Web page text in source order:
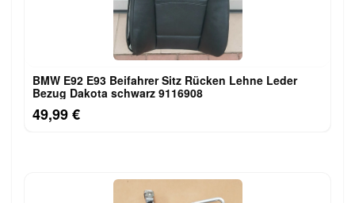
BMW E92 E93 Beifahrer Sitz Rücken Lehne Leder
Bezug Dakota schwarz 9116908
49,99 €